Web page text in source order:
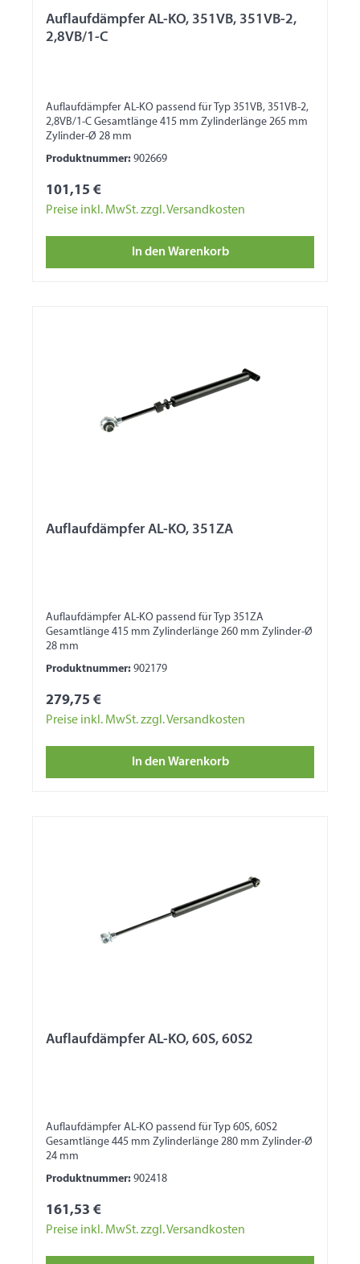
Auflaufdämpfer AL-KO, 351VB, 351VB-2,
2,8VB/1-C
Auflaufdämpfer AL-KO passend für Typ 351VB, 351VB-2,
2,8VB/1-C Gesamtlänge 415 mm Zylinderlänge 265 mm
Zylinder-Ø 28 mm
Produktnummer: 902669
101,15 €
Preise inkl. MwSt. zzgl. Versandkosten
In den Warenkorb
Auflaufdämpfer AL-KO, 351ZA
Auflaufdämpfer AL-KO passend für Typ 351ZA
Gesamtlänge 415 mm Zylinderlänge 260 mm Zylinder-Ø
28 mm
Produktnummer: 902179
279,75 €
Preise inkl. MwSt. zzgl. Versandkosten
In den Warenkorb
Auflaufdämpfer AL-KO, 60S, 60S2
Auflaufdämpfer AL-KO passend für Typ 60S, 60S2
Gesamtlänge 445 mm Zylinderlänge 280 mm Zylinder-Ø
24 mm
Produktnummer: 902418
161,53 €
Preise inkl. MwSt. zzgl. Versandkosten